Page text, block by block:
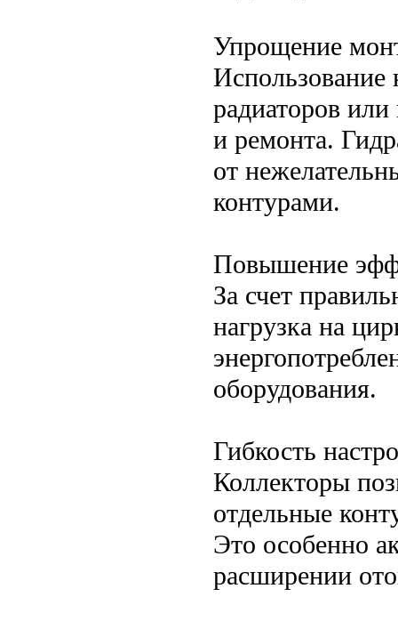
Упрощение
Использование
радиаторов
и ремонта.
от
контурами.
Повышение
За счет
нагрузка на
оборудования.
Гибкость
Коллекторы
отдельные
Это особенно
расширении